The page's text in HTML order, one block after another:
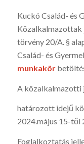
Kuckó Család- és
Közalkalmazottak
törvény 20/A. §
Család- és
munkakör
A közalkalmazotti
határozott idejű
2024.május 15-től
Foglalkoztatás